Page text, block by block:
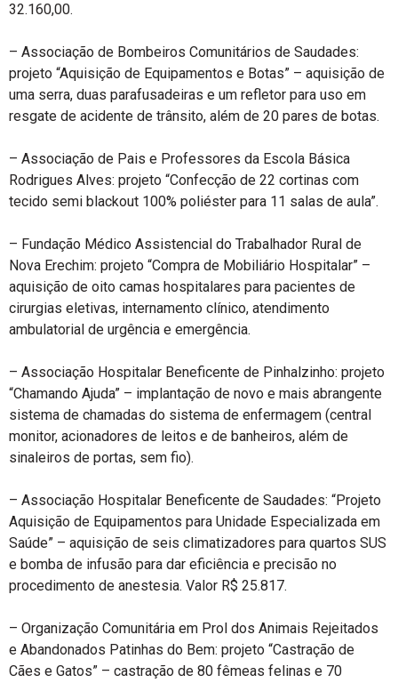
32.160,00.
– Associação de Bombeiros Comunitários de Saudades:
projeto “Aquisição de Equipamentos e Botas” – aquisição de
uma serra, duas parafusadeiras e um refletor para uso em
resgate de acidente de trânsito, além de 20 pares de botas.
– Associação de Pais e Professores da Escola Básica
Rodrigues Alves: projeto “Confecção de 22 cortinas com
tecido semi blackout 100% poliéster para 11 salas de aula”.
– Fundação Médico Assistencial do Trabalhador Rural de
Nova Erechim: projeto “Compra de Mobiliário Hospitalar” –
aquisição de oito camas hospitalares para pacientes de
cirurgias eletivas, internamento clínico, atendimento
ambulatorial de urgência e emergência.
– Associação Hospitalar Beneficente de Pinhalzinho: projeto
“Chamando Ajuda” – implantação de novo e mais abrangente
sistema de chamadas do sistema de enfermagem (central
monitor, acionadores de leitos e de banheiros, além de
sinaleiros de portas, sem fio).
– Associação Hospitalar Beneficente de Saudades: “Projeto
Aquisição de Equipamentos para Unidade Especializada em
Saúde” – aquisição de seis climatizadores para quartos SUS
e bomba de infusão para dar eficiência e precisão no
procedimento de anestesia. Valor R$ 25.817.
– Organização Comunitária em Prol dos Animais Rejeitados
e Abandonados Patinhas do Bem: projeto “Castração de
Cães e Gatos” – castração de 80 fêmeas felinas e 70